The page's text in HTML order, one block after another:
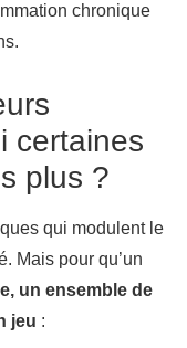
chronique
certaines
plus ?
qui modulent le
Mais pour qu’un
un ensemble de
jeu :